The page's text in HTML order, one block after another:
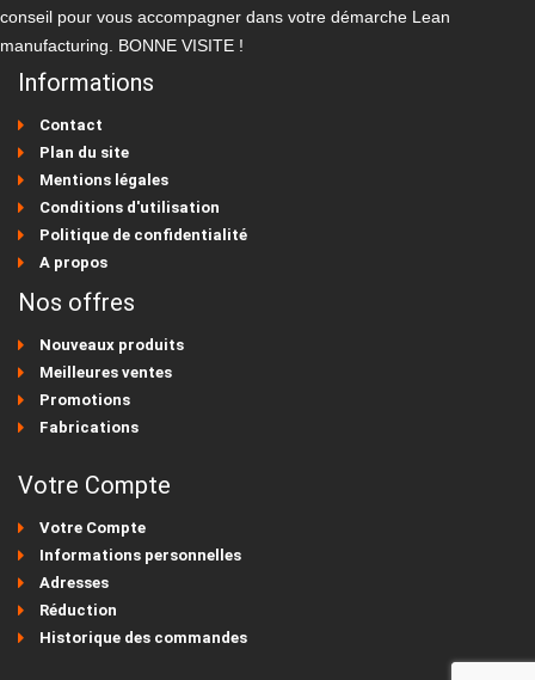
conseil pour vous accompagner dans votre démarche Lean
manufacturing. BONNE VISITE !
Informations
Contact
Plan du site
Mentions légales
Conditions d'utilisation
Politique de confidentialité
A propos
Nos offres
Nouveaux produits
Meilleures ventes
Promotions
Fabrications
Votre Compte
Votre Compte
Informations personnelles
Adresses
Réduction
Historique des commandes